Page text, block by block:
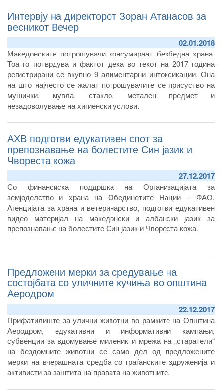
Интервју на директорот Зоран Атанасов за
весникот Вечер
02.01.2018
Македонските потрошувачи консумираат безбедна храна.
Тоа го потврдува и фактот дека во текот на 2017 година
регистрирани се вкупно 9 алиментарни интоксикации. Она
на што најчесто се жалат потрошувачите се присуство на
мушички, мувла, стакло, метален предмет и
незадоволување на хигиенски услови.
АХВ подготви едукативен спот за
препознавање на болестите Син јазик и
Чвореста кожа
27.12.2017
Со финансиска поддршка на Организацијата за
земјоделство и храна на Обединетите Нации – ФАО,
Агенцијата за храна и ветеринарство, подготви едукативен
видео материјал на македонски и албански јазик за
препознавање на болестите Син јазик и Чвореста кожа.
Предложени мерки за средување на
состојбата со уличните кучиња во општина
Аеродром
22.12.2017
Прифатилиште за улични животни во рамките на Општина
Аеродром, едукативни и информативни кампањи,
субвенции за вдомување миленик и мрежа на „старатели“
на бездомните животни се само дел од предложените
мерки на вчерашната средба со граѓанските здруженија и
активисти за заштита на правата на животните.